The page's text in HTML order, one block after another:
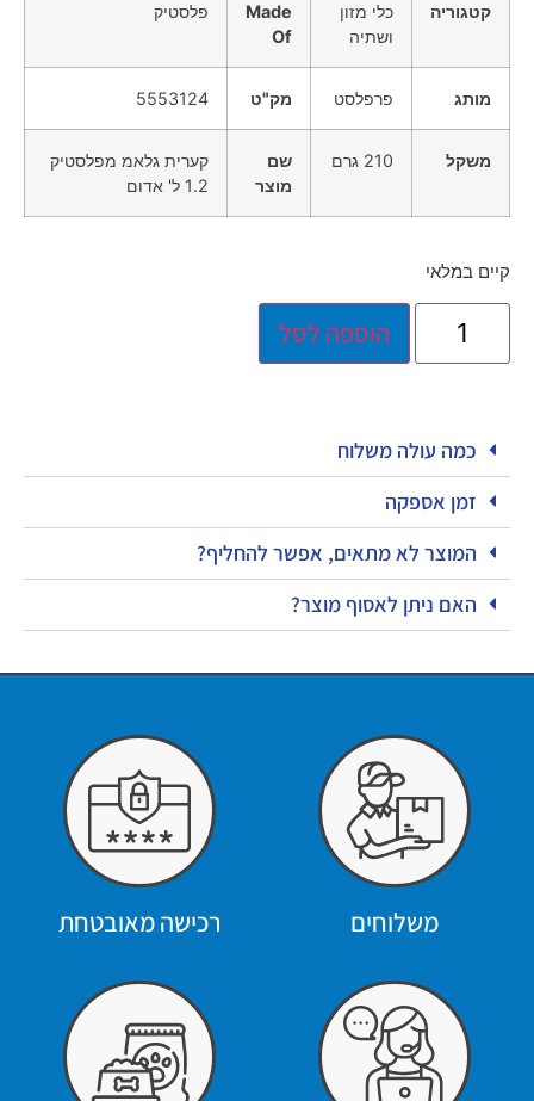
קטגוריה
כלי מזון
ושתיה
Made
Of
פלסטיק
מותג פרפלסט מק"ט 5553124
משקל 210 גרם
שם
מוצר
קערית גלאמ מפלסטיק
1.2 ל' אדום
קיים במלאי
הוספה לסל
כמה עולה משלוח
זמן אספקה
המוצר לא מתאים, אפשר להחליף?
האם ניתן לאסוף מוצר?
משלוחים רכישה מאובטחת